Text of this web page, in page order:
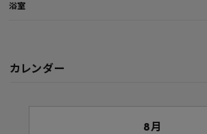
浴室
カレンダー
8月